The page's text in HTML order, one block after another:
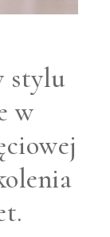
stylu
w